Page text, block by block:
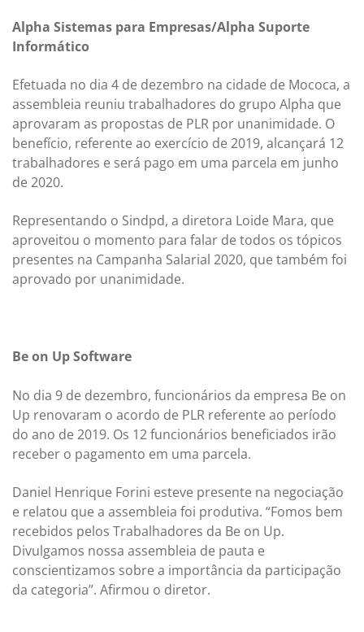
Alpha Sistemas para Empresas/Alpha Suporte
Informático
Efetuada no dia 4 de dezembro na cidade de Mococa, a
assembleia reuniu trabalhadores do grupo Alpha que
aprovaram as propostas de PLR por unanimidade. O
benefício, referente ao exercício de 2019, alcançará 12
trabalhadores e será pago em uma parcela em junho
de 2020.
Representando o Sindpd, a diretora Loide Mara, que
aproveitou o momento para falar de todos os tópicos
presentes na Campanha Salarial 2020, que também foi
aprovado por unanimidade.
Be on Up Software
No dia 9 de dezembro, funcionários da empresa Be on
Up renovaram o acordo de PLR referente ao período
do ano de 2019. Os 12 funcionários beneficiados irão
receber o pagamento em uma parcela.
Daniel Henrique Forini esteve presente na negociação
e relatou que a assembleia foi produtiva. “Fomos bem
recebidos pelos Trabalhadores da Be on Up.
Divulgamos nossa assembleia de pauta e
conscientizamos sobre a importância da participação
da categoria”. Afirmou o diretor.